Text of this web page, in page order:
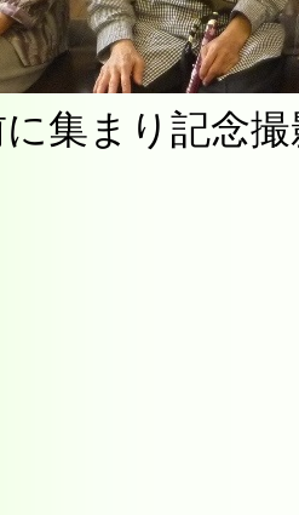
集まり記念